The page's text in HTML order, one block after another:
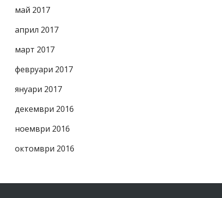
май 2017
април 2017
март 2017
февруари 2017
януари 2017
декември 2016
ноември 2016
октомври 2016